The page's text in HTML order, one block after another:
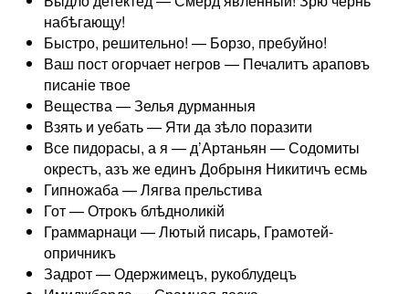
набѣгающу!
Быстро, решительно! — Борзо, пребуйно!
Ваш пост огорчает негров — Печалитъ араповъ
писаніе твое
Вещества — Зелья дурманныя
Взять и уебать — Яти да зѣло поразити
Все пидорасы, а я — д’Артаньян — Содомиты
окрестъ, азъ же единъ Добрыня Никитичъ есмь
Гипножаба — Лягва прельстива
Гот — Отрокъ блѣдноликій
Граммарнаци — Лютый писарь, Грамотей-
опричникъ
Задрот — Одержимецъ, рукоблудецъ